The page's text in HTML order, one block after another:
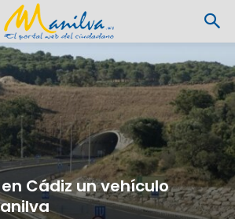
Cádiz un vehículo